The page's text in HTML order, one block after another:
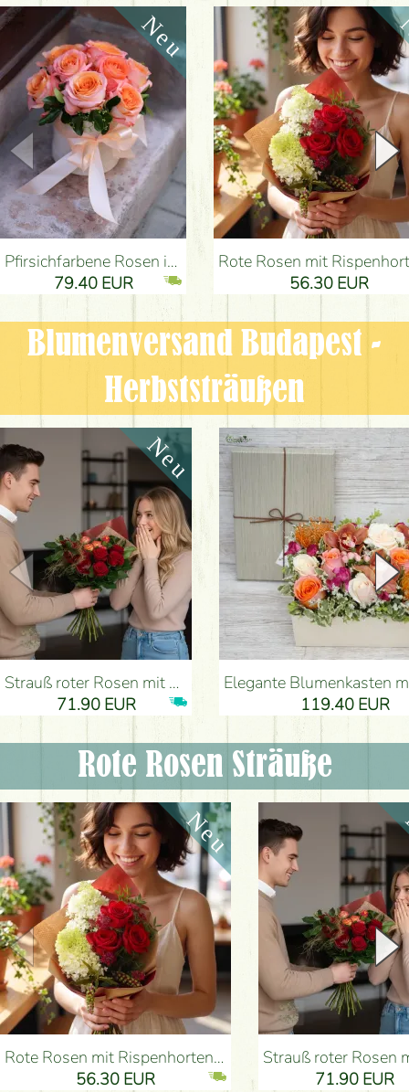
Pfirsichfarbene Rosen in einer eleganten plüsch Zylinderbox (9 Stiele) - Blumenlieferung Budapest
79.40 EUR
Rote Rosen mit Rispenhortensien und kleinen Blumen - Blumenlieferung
56.30 EUR
Blumenversand Budapest -
Herbststräußen
Strauß roter Rosen mit Anthurium - Blumenlieferung Budapest
71.90 EUR
Elegante Blumenkasten mit Orchidee (14 Stiele) -
119.40 EUR
Rote Rosen Sträuße
Rote Rosen mit Rispenhortensien und kleinen Blumen - Blumenlieferung Budapest
56.30 EUR
Strauß roter Rosen mit Anthurium - Blumenlieferung
71.90 EUR